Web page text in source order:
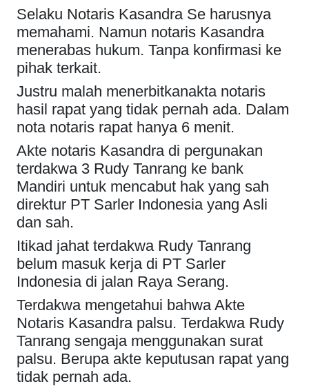
Selaku Notaris Kasandra Se harusnya
memahami. Namun notaris Kasandra
menerabas hukum. Tanpa konfirmasi ke
pihak terkait.
Justru malah menerbitkanakta notaris
hasil rapat yang tidak pernah ada. Dalam
nota notaris rapat hanya 6 menit.
Akte notaris Kasandra di pergunakan
terdakwa 3 Rudy Tanrang ke bank
Mandiri untuk mencabut hak yang sah
direktur PT Sarler Indonesia yang Asli
dan sah.
Itikad jahat terdakwa Rudy Tanrang
belum masuk kerja di PT Sarler
Indonesia di jalan Raya Serang.
Terdakwa mengetahui bahwa Akte
Notaris Kasandra palsu. Terdakwa Rudy
Tanrang sengaja menggunakan surat
palsu. Berupa akte keputusan rapat yang
tidak pernah ada.